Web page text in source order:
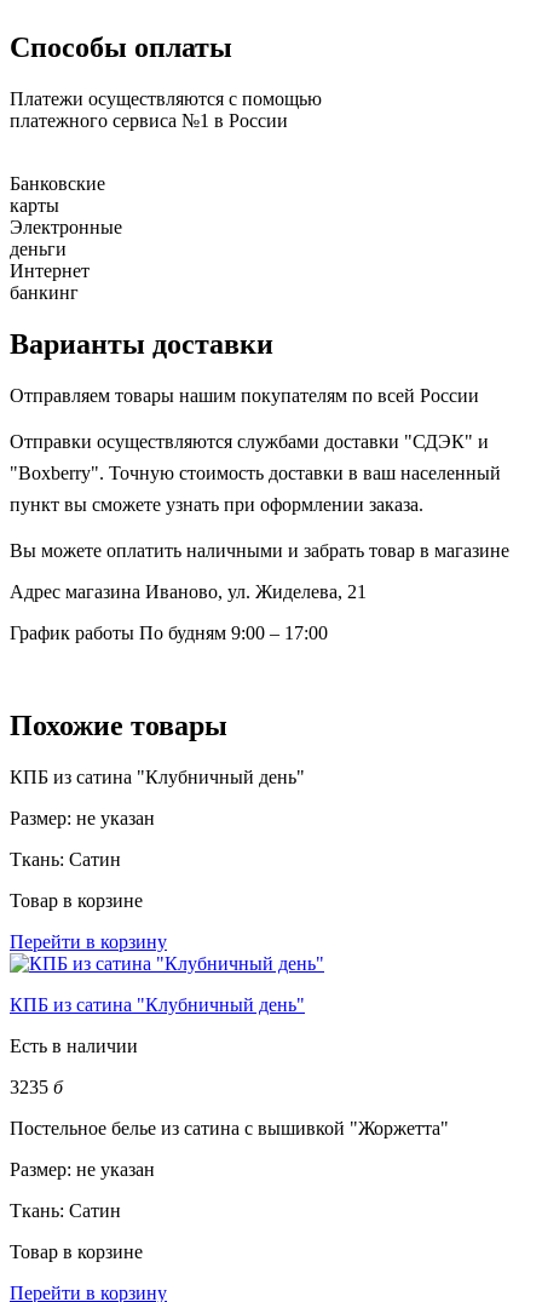
Способы оплаты
Платежи осуществляются с помощью
платежного сервиса №1 в России
Банковские
карты
Электронные
деньги
Интернет
банкинг
Варианты доставки
Отправляем товары нашим покупателям по всей России
Отправки осуществляются службами доставки "СДЭК" и
"Boxberry". Точную стоимость доставки в ваш населенный
пункт вы сможете узнать при оформлении заказа.
Вы можете оплатить наличными и забрать товар в магазине
Адрес магазина Иваново, ул. Жиделева, 21
График работы По будням 9:00 – 17:00
Похожие товары
КПБ из сатина "Клубничный день"
Размер: не указан
Ткань: Сатин
Товар в корзине
Перейти в корзину
КПБ из сатина "Клубничный день"
Есть в наличии
3235 б
Постельное белье из сатина с вышивкой "Жоржетта"
Размер: не указан
Ткань: Сатин
Товар в корзине
Перейти в корзину